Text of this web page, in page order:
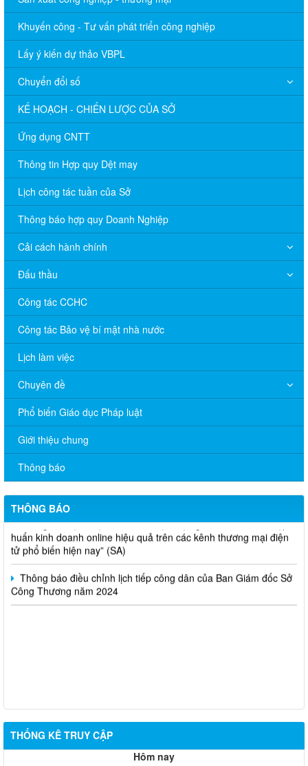
Khuyến công - Tư vấn phát triển công nghiệp
Lấy ý kiến dự thảo VBPL
Chuyển đổi số
KẾ HOẠCH - CHIẾN LƯỢC CỦA SỞ
Ứng dụng CNTT
Thông tin Hợp quy Dệt may
Lịch công tác tuần của Sở
Thông báo hợp quy Doanh Nghiệp
Cải cách hành chính
Đấu thầu
Công tác CCHC
Công tác Bảo vệ bí mật nhà nước
Lịch làm việc
Chuyên đề
Phổ biến Giáo dục Pháp luật
Giới thiệu chung
Thông báo
THÔNG BÁO
và hoạt động mua bán khí trên địa bàn tỉnh năm 2025 (nhắc lần
2).
Thông báo bán thanh lý tài sản công theo hình thức chỉ định
Thông báo lựa chọn nhà thầu thực hiện gói thầu: “tổ chức tập
huấn kinh doanh online hiệu quả trên các kênh thương mại điện
tử phổ biến hiện nay” (SA)
Thông báo điều chỉnh lịch tiếp công dân của Ban Giám đốc Sở
Công Thương năm 2024
THỐNG KÊ TRUY CẬP
Hôm nay